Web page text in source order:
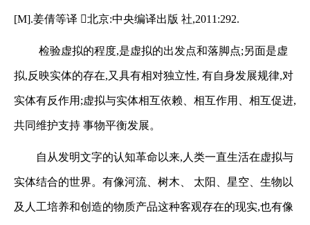
[M].姜倩等译 北京:中央编译出版 社,2011 :292.
检验虚拟的程度,是虚拟的出发点和落脚点;另面是虚
拟,反映实体的存在,又具有相对独立性, 有自身发展规律,对
实体有反作用;虚拟与实体相互依赖、相互作用、相互促进,
共同维护支持 事物平衡发展。
自从发明文字的认知革命以来,人类一直生活在虚拟与
实体结合的世界。有像河流、树木、 太阳、星空、生物以
及人工培养和创造的物质产品这种客观存在的现实,也有像